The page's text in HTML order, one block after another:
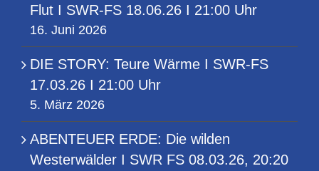
Flut I SWR-FS 18.06.26 I 21:00 Uhr
16. Juni 2026
DIE STORY: Teure Wärme I SWR-FS
17.03.26 I 21:00 Uhr
5. März 2026
ABENTEUER ERDE: Die wilden
Westerwälder I SWR FS 08.03.26, 20:20